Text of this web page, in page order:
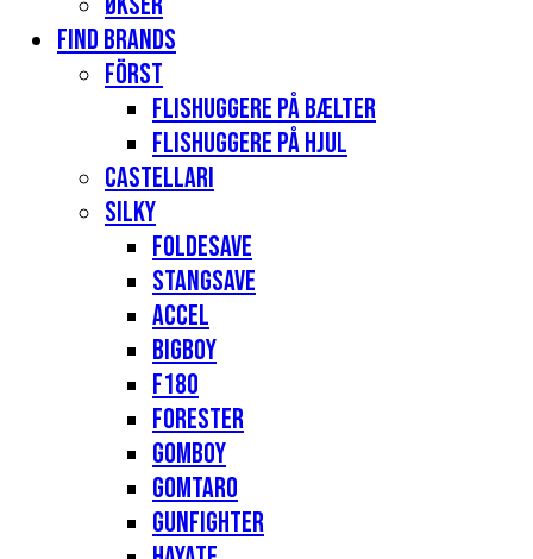
Find Brands
Först
Flishuggere på bælter
Flishuggere på hjul
Castellari
Silky
Foldesave
Stangsave
Accel
Bigboy
F180
Forester
Gomboy
Gomtaro
Gunfighter